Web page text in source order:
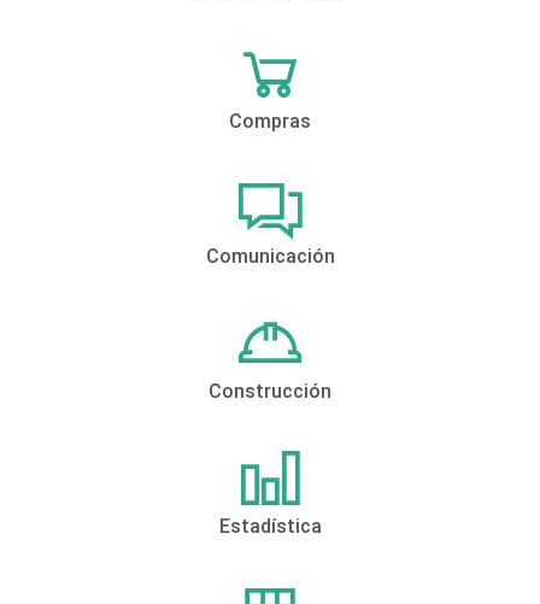
Compras
Comunicación
Construcción
Estadística